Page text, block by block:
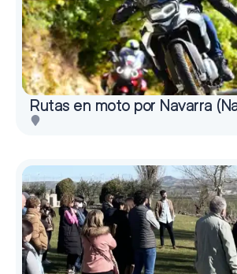
Rutas en moto por Navarra